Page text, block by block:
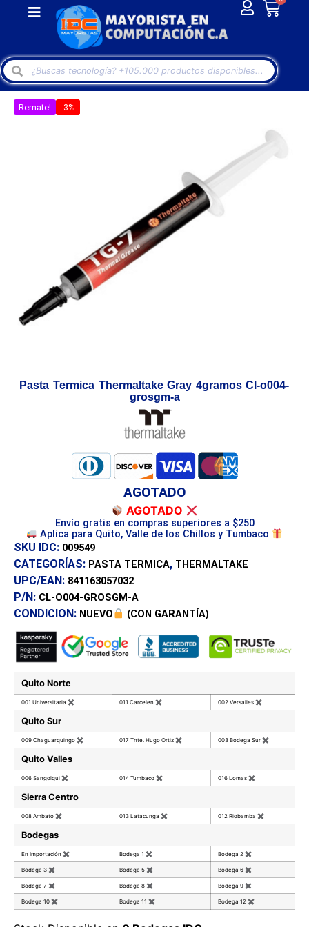
Remate! -3%
Pasta Termica Thermaltake Gray 4gramos Cl-o004-
grosgm-a
AGOTADO
AGOTADO
Envío gratis en compras superiores a $250
Aplica para Quito, Valle de los Chillos y Tumbaco
SKU IDC: 009549
CATEGORÍAS: PASTA TERMICA, THERMALTAKE
UPC/EAN: 841163057032
P/N: CL-O004-GROSGM-A
CONDICION: NUEVO (CON GARANTÍA)
Quito Norte
001 Universitaria ✖ 011 Carcelen ✖ 002 Versalles ✖
Quito Sur
009 Chaguarquingo ✖ 017 Tnte. Hugo Ortiz ✖ 003 Bodega Sur ✖
Quito Valles
006 Sangolqui ✖ 014 Tumbaco ✖ 016 Lomas ✖
Sierra Centro
008 Ambato ✖ 013 Latacunga ✖ 012 Riobamba ✖
Bodegas
En Importación ✖ Bodega 1 ✖ Bodega 2 ✖
Bodega 3 ✖ Bodega 5 ✖ Bodega 6 ✖
Bodega 7 ✖ Bodega 8 ✖ Bodega 9 ✖
Bodega 10 ✖ Bodega 11 ✖ Bodega 12 ✖